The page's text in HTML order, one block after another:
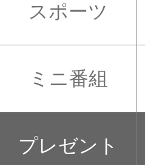
スポーツ
ミニ番組
プレゼント